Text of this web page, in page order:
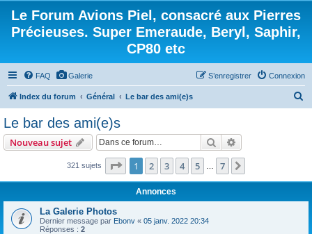
Le Forum Avions Piel, consacré aux Pierres
Précieuses. Super Emeraude, Beryl, Saphir,
CP80 etc
FAQ Galerie Connexion
S’enregistrer
Index du forum Général Le bar des ami(e)s
Le bar des ami(e)s
Nouveau sujet Rechercher
321 sujets Page 1sur7
1 2 3 4 5 7
Annonces
La Galerie Photos
Dernier message par Ebonv « 05 janv. 2022 20:34
Réponses : 2